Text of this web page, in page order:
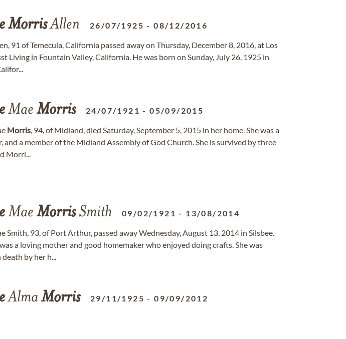
MorrisAllen 26/07/1925 -08/12/2016
91 of Temecula, California passed away on Thursday, December 8, 2016, at Los
Living in Fountain Valley, California. He was born on Sunday, July 26, 1925 in
Mae Morris 24/07/1921 -05/09/2015
Morris, 94, of Midland, died Saturday, September 5, 2015 in her home. She was a
and a member of the Midland Assembly of God Church. She is survived by three
Morri...
Mae MorrisSmith 09/02/1921 - 13/08/2014
Smith, 93, of Port Arthur, passed away Wednesday, August 13, 2014 in Silsbee.
a loving mother and good homemaker who enjoyed doing crafts. She was
by her h...
Alma Morris 29/11/1925 -09/09/2012